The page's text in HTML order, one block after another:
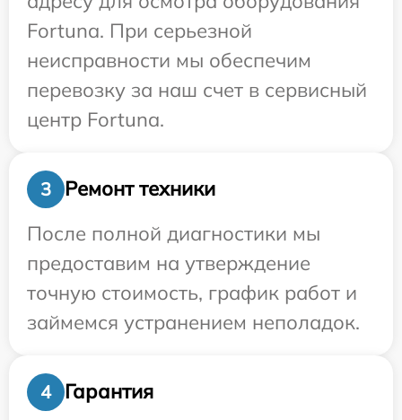
Fortuna. При серьезной
неисправности мы обеспечим
перевозку за наш счет в сервисный
центр Fortuna.
3
Ремонт техники
После полной диагностики мы
предоставим на утверждение
точную стоимость, график работ и
займемся устранением неполадок.
4 Гарантия